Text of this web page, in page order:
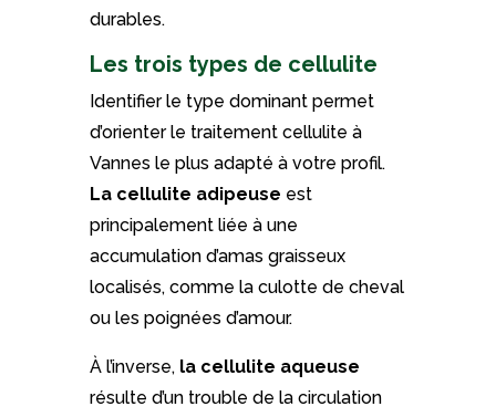
durables.
Les trois types de cellulite
Identifier le type dominant permet
d’orienter le traitement cellulite à
Vannes le plus adapté à votre profil.
La cellulite adipeuse est
principalement liée à une
accumulation d’amas graisseux
localisés, comme la culotte de cheval
ou les poignées d’amour.
À l’inverse, la cellulite aqueuse
résulte d’un trouble de la circulation